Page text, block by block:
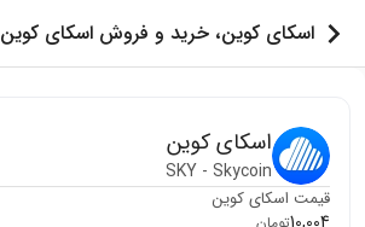
اسکای کوین، خرید و فروش اسکای کوین
اسکای کوین
SKY - Skycoin
قیمت اسکای کوین
تومان